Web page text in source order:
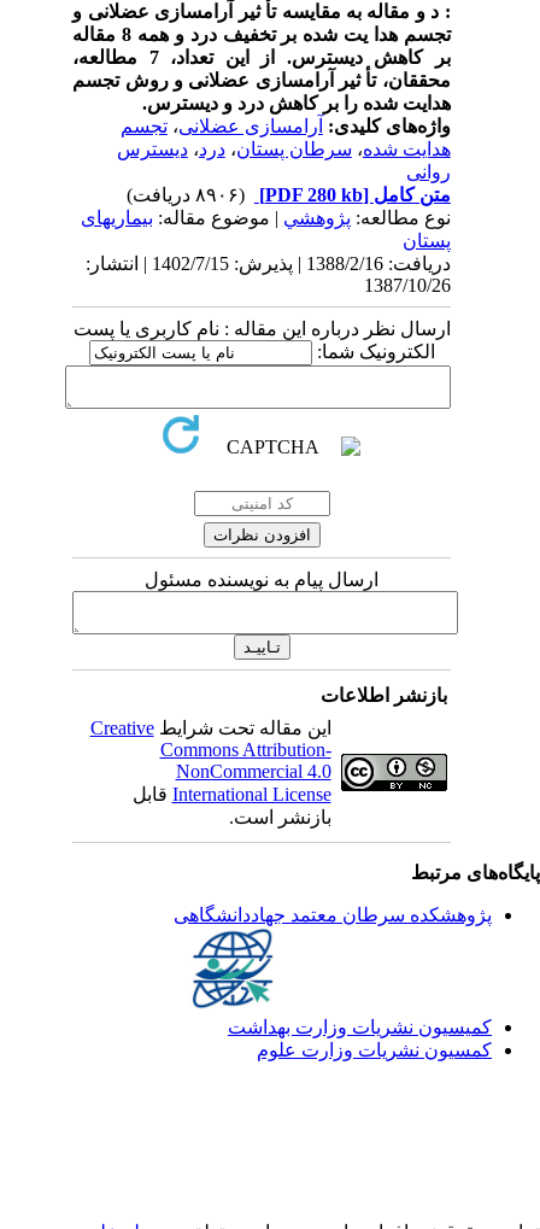
د و مقاله به مقایسه تأ ثیر آرامسازی عضلانی و
تجسم هدا یت شده بر تخفیف درد و همه8 مقاله
بر کاهش دیسترس.از این تعداد،7
مطالعه،
محققان، تأ ثیر آرامسازی عضلانی و روش تجسم
هدایت شده را بر کاهش درد و دیسترس.
واژه‌های کلیدی:آرامسازی عضلانی،تجسم
هدایت شده،سرطان پستان،درد ،دیسترس
روانی
متن کامل[PDF 280 kb]
نوع مطالعه:پژوهشي| موضوع مقاله:بیماریهای
پستان
دریافت: 1388/2/16 | پذیرش: 1402/7/15 | انتشار:
1387/10/26
ارسال نظر درباره این مقاله : نام کاربری یا پست
الکترونیک شما:
ارسال پیام به نویسنده مسئول
بازنشر اطلاعات
این مقاله تحت شرایطCreative
Commons Attribution-
NonCommercial 4.0
International Licenseقابل
بازنشر است.
مرتبط
پژوهشکده سرطان معتمد جهاددانشگاهی
کمیسیون نشریات وزارت بهداشت
کمسیون نشریات وزارت علوم